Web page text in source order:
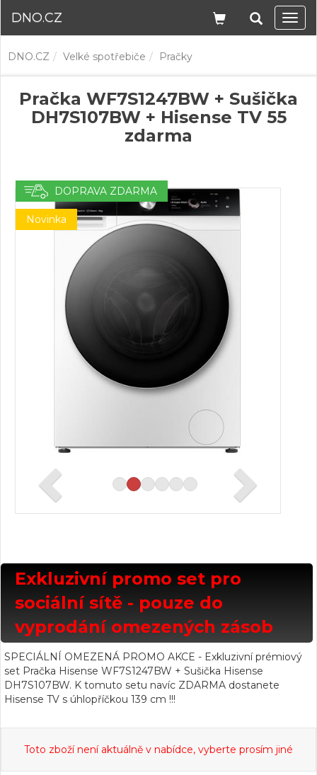
DNO.CZ
DNO.CZ Velké spotřebiče Pračky
Pračka WF7S1247BW + Sušička
DH7S107BW + Hisense TV 55
zdarma
DOPRAVA ZDARMA
Novinka
Exkluzivní promo set pro
sociální sítě - pouze do
vyprodání omezených zásob
SPECIÁLNÍ OMEZENÁ PROMO AKCE - Exkluzivní prémiový
set Pračka Hisense WF7S1247BW + Sušička Hisense
DH7S107BW. K tomuto setu navíc ZDARMA dostanete
Hisense TV s úhlopříčkou 139 cm !!!
Toto zboží není aktuálně v nabídce, vyberte prosím jiné